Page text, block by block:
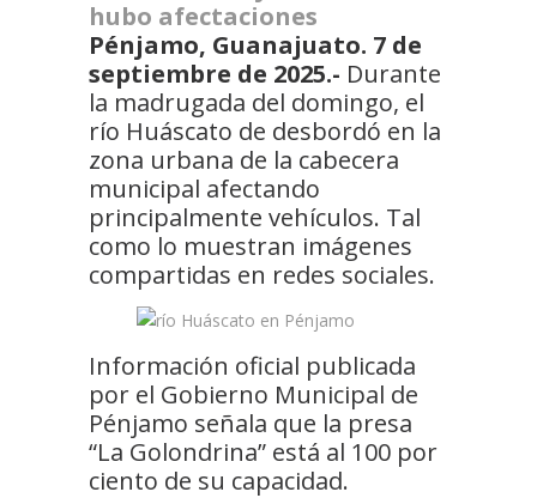
hubo afectaciones
Pénjamo, Guanajuato. 7 de
septiembre de 2025.- Durante
la madrugada del domingo, el
río Huáscato de desbordó en la
zona urbana de la cabecera
municipal afectando
principalmente vehículos. Tal
como lo muestran imágenes
compartidas en redes sociales.
Información oficial publicada
por el Gobierno Municipal de
Pénjamo señala que la presa
“La Golondrina” está al 100 por
ciento de su capacidad.